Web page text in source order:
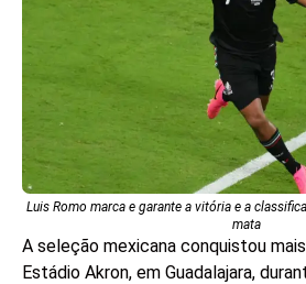
Luis Romo marca e garante a vitória e a
mata
A seleção mexicana conquistou
Estádio Akron, em Guadalajara,